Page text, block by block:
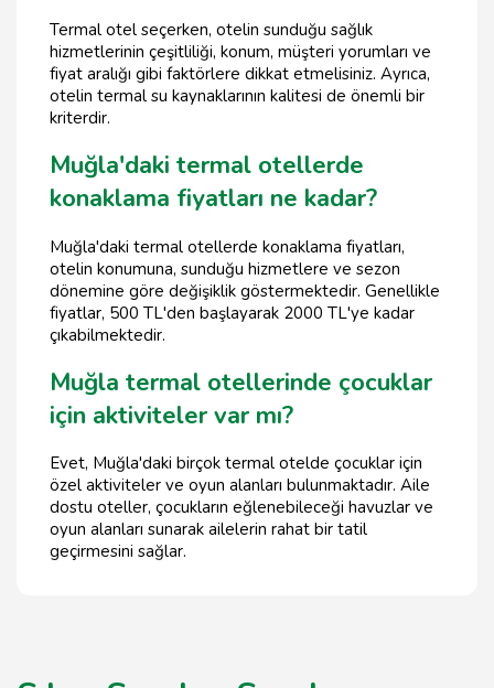
Termal otel seçerken, otelin sunduğu sağlık
hizmetlerinin çeşitliliği, konum, müşteri yorumları ve
fiyat aralığı gibi faktörlere dikkat etmelisiniz. Ayrıca,
otelin termal su kaynaklarının kalitesi de önemli bir
kriterdir.
Muğla'daki termal otellerde
konaklama fiyatları ne kadar?
Muğla'daki termal otellerde konaklama fiyatları,
otelin konumuna, sunduğu hizmetlere ve sezon
dönemine göre değişiklik göstermektedir. Genellikle
fiyatlar, 500 TL'den başlayarak 2000 TL'ye kadar
çıkabilmektedir.
Muğla termal otellerinde çocuklar
için aktiviteler var mı?
Evet, Muğla'daki birçok termal otelde çocuklar için
özel aktiviteler ve oyun alanları bulunmaktadır. Aile
dostu oteller, çocukların eğlenebileceği havuzlar ve
oyun alanları sunarak ailelerin rahat bir tatil
geçirmesini sağlar.